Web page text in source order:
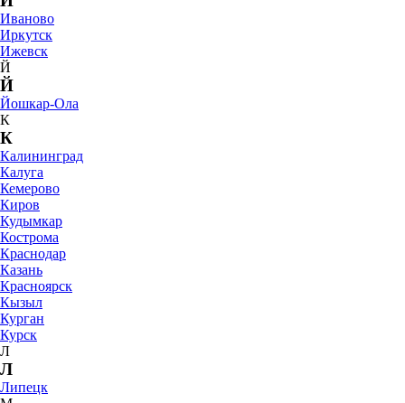
Иваново
Иркутск
Ижевск
Й
Й
Йошкар-Ола
К
К
Калининград
Калуга
Кемерово
Киров
Кудымкар
Кострома
Краснодар
Казань
Красноярск
Кызыл
Курган
Курск
Л
Л
Липецк